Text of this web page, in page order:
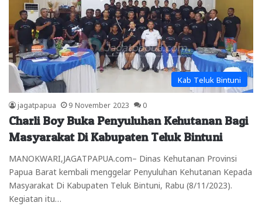
Kab Teluk Bintuni
jagatpapua 9 November 2023 0
Charli Boy Buka Penyuluhan Kehutanan Bagi
Masyarakat Di Kabupaten Teluk Bintuni
MANOKWARI,JAGATPAPUA.com– Dinas Kehutanan Provinsi
Papua Barat kembali menggelar Penyuluhan Kehutanan Kepada
Masyarakat Di Kabupaten Teluk Bintuni, Rabu (8/11/2023).
Kegiatan itu…